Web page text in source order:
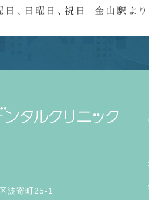
波寄町25-1